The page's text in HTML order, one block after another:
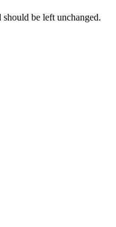
be left unchanged.